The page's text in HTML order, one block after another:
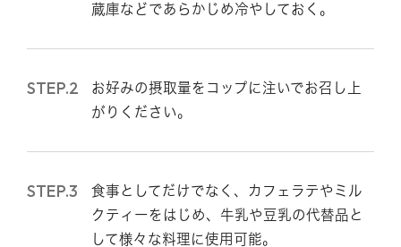
蔵庫などであらかじめ冷やしておく。
STEP.2
お好みの摂取量をコップに注いでお召し上
がりください。
STEP.3
食事としてだけでなく、カフェラテやミル
クティーをはじめ、牛乳や豆乳の代替品と
して様々な料理に使用可能。